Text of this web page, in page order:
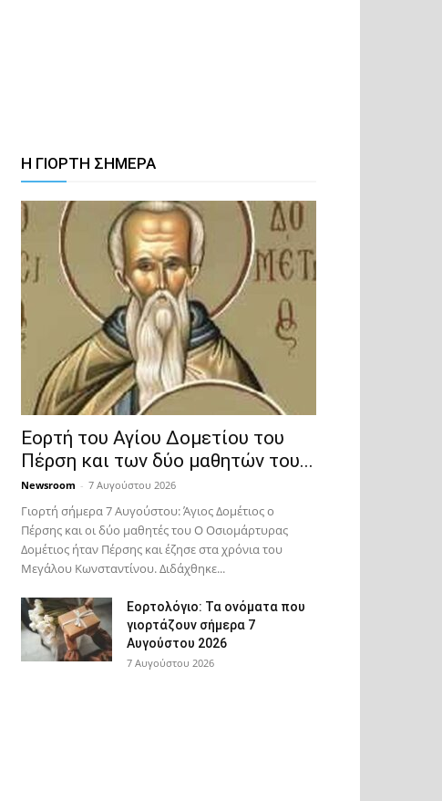
Η ΓΙΟΡΤΗ ΣΗΜΕΡΑ
Εορτή του Αγίου Δομετίου του
Πέρση και των δύο μαθητών του...
Newsroom - 7 Αυγούστου 2026
Γιορτή σήμερα 7 Αυγούστου: Άγιος Δομέτιος ο
Πέρσης και οι δύο μαθητές του Ο Oσιομάρτυρας
Δομέτιος ήταν Πέρσης και έζησε στα χρόνια του
Μεγάλου Κωνσταντίνου. Διδάχθηκε...
Εορτολόγιο: Τα ονόματα που
γιορτάζουν σήμερα 7
Αυγούστου 2026
7 Αυγούστου 2026